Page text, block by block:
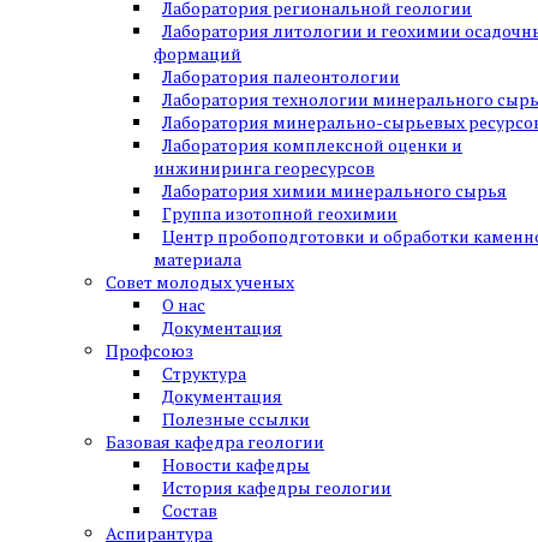
Лаборатория региональной геологии
Лаборатория литологии и геохимии
формаций
Лаборатория палеонтологии
Лаборатория технологии минерального
Лаборатория минерально-сырьевых
Лаборатория комплексной оценки и
инжиниринга георесурсов
Лаборатория химии минерального сырья
Группа изотопной геохимии
Центр пробоподготовки и обработки
материала
Совет молодых ученых
О нас
Документация
Профсоюз
Структура
Документация
Полезные ссылки
Базовая кафедра геологии
Новости кафедры
История кафедры геологии
Состав
Аспирантура